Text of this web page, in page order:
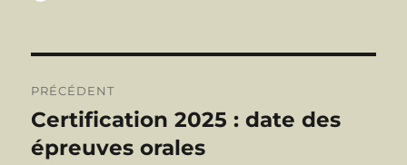
de
l’article
PRÉCÉDENT
Publication
précédente :
Certification 2025 : date des
épreuves orales